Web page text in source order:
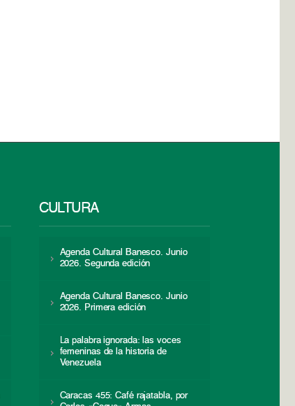
CULTURA
Agenda Cultural Banesco. Junio
2026. Segunda edición
Agenda Cultural Banesco. Junio
2026. Primera edición
La palabra ignorada: las voces
femeninas de la historia de
Venezuela
Caracas 455: Café rajatabla, por